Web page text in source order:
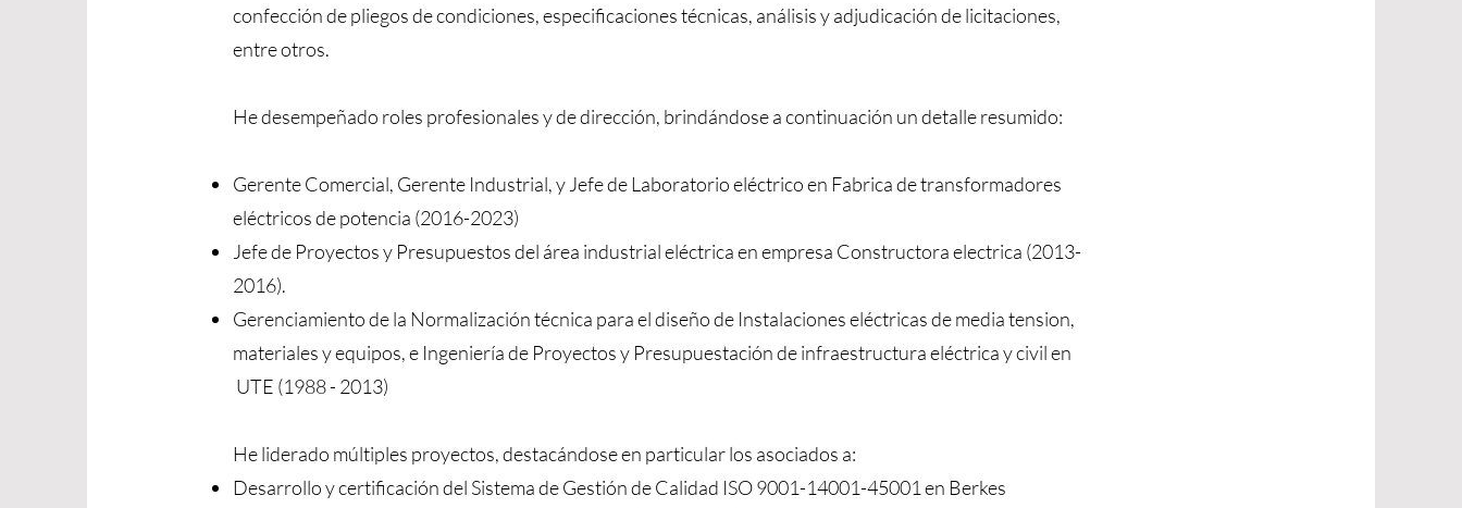
confección de pliegos de condiciones, especificaciones técnicas, análisis y adjudicación de licitaciones,
entre otros.
He desempeñado roles profesionales y de dirección, brindándose a continuación un detalle resumido:
Gerente Comercial, Gerente Industrial, y Jefe de Laboratorio eléctrico en Fabrica de transformadores
eléctricos de potencia (2016-2023)
Jefe de Proyectos y Presupuestos del área industrial eléctrica en empresa Constructora electrica (2013-
2016).
Gerenciamiento de la Normalización técnica para el diseño de Instalaciones eléctricas de media tension,
materiales y equipos, e Ingeniería de Proyectos y Presupuestación de infraestructura eléctrica y civil en
UTE (1988 - 2013)
He liderado múltiples proyectos, destacándose en particular los asociados a:
Desarrollo y certificación del Sistema de Gestión de Calidad ISO 9001-14001-45001 en Berkes